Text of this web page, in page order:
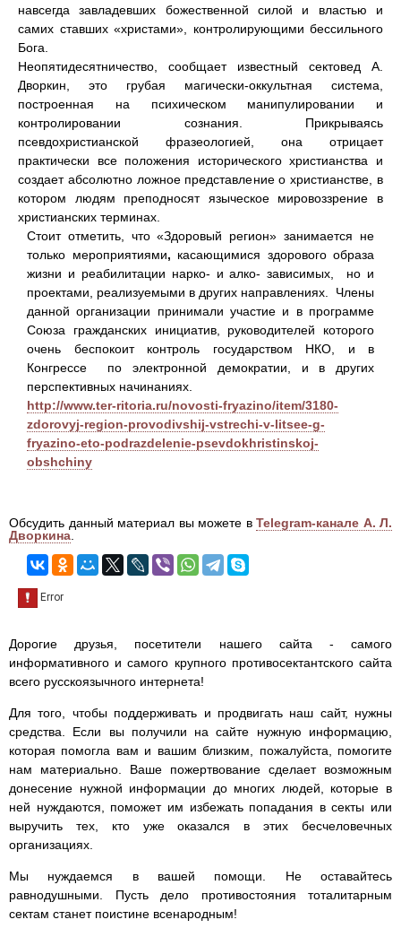
навсегда завладевших божественной силой и властью и
самих ставших «христами», контролирующими бессильного
Бога.
Неопятидесятничество, сообщает известный сектовед А.
Дворкин, это грубая магически-оккультная система,
построенная на психическом манипулировании и
контролировании сознания. Прикрываясь
псевдохристианской фразеологией, она отрицает
практически все положения исторического христианства и
создает абсолютно ложное представление о христианстве, в
котором людям преподносят языческое мировоззрение в
христианских терминах.
Стоит отметить, что «Здоровый регион» занимается не
только мероприятиями, касающимися здорового образа
жизни и реабилитации нарко- и алко- зависимых, но и
проектами, реализуемыми в других направлениях. Члены
данной организации принимали участие и в программе
Союза гражданских инициатив, руководителей которого
очень беспокоит контроль государством НКО, и в
Конгрессе по электронной демократии, и в других
перспективных начинаниях.
http://www.ter-ritoria.ru/novosti-fryazino/item/3180-
zdorovyj-region-provodivshij-vstrechi-v-litsee-g-
fryazino-eto-podrazdelenie-psevdokhristinskoj-
obshchiny
Обсудить данный материал вы можете в Telegram-канале А. Л.
Дворкина
Дорогие друзья, посетители нашего сайта - самого
информативного и самого крупного противосектантского сайта
всего русскоязычного интернета!
Для того, чтобы поддерживать и продвигать наш сайт, нужны
средства. Если вы получили на сайте нужную информацию,
которая помогла вам и вашим близким, пожалуйста, помогите
нам материально. Ваше пожертвование сделает возможным
донесение нужной информации до многих людей, которые в
ней нуждаются, поможет им избежать попадания в секты или
выручить тех, кто уже оказался в этих бесчеловечных
организациях.
Мы нуждаемся в вашей помощи. Не оставайтесь
равнодушными. Пусть дело противостояния тоталитарным
сектам станет поистине всенародным!